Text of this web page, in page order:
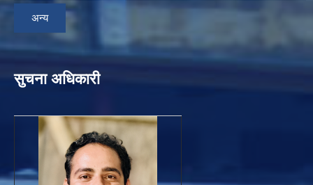
अन्य
सुचना अधिकारी